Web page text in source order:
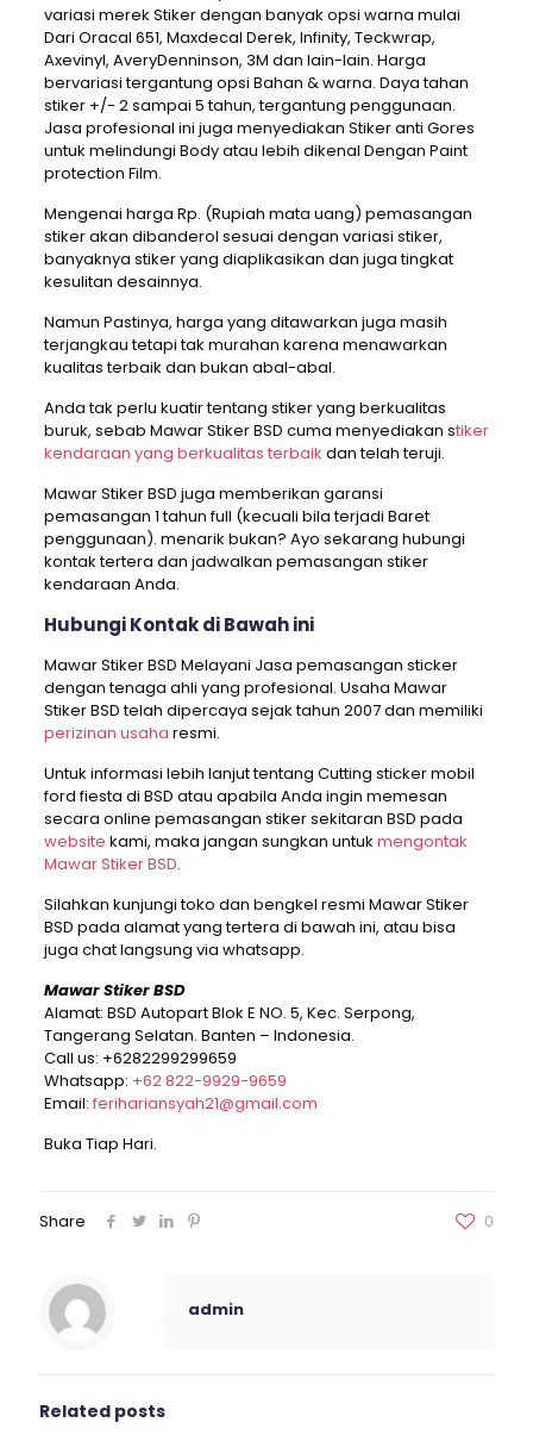
variasi merek Stiker dengan banyak opsi warna mulai
Dari Oracal 651, Maxdecal Derek, Infinity, Teckwrap,
Axevinyl, AveryDenninson, 3M dan lain-lain. Harga
bervariasi tergantung opsi Bahan & warna. Daya tahan
stiker +/- 2 sampai 5 tahun, tergantung penggunaan.
Jasa profesional ini juga menyediakan Stiker anti Gores
untuk melindungi Body atau lebih dikenal Dengan Paint
protection Film.
Mengenai harga Rp. (Rupiah mata uang) pemasangan
stiker akan dibanderol sesuai dengan variasi stiker,
banyaknya stiker yang diaplikasikan dan juga tingkat
kesulitan desainnya.
Namun Pastinya, harga yang ditawarkan juga masih
terjangkau tetapi tak murahan karena menawarkan
kualitas terbaik dan bukan abal-abal.
Anda tak perlu kuatir tentang stiker yang berkualitas
buruk, sebab Mawar Stiker BSD cuma menyediakan stiker
kendaraan yang berkualitas terbaik dan telah teruji.
Mawar Stiker BSD juga memberikan garansi
pemasangan 1 tahun full (kecuali bila terjadi Baret
penggunaan). menarik bukan? Ayo sekarang hubungi
kontak tertera dan jadwalkan pemasangan stiker
kendaraan Anda.
Hubungi Kontak di Bawah ini
Mawar Stiker BSD Melayani Jasa pemasangan sticker
dengan tenaga ahli yang profesional. Usaha Mawar
Stiker BSD telah dipercaya sejak tahun 2007 dan memiliki
perizinan usaha resmi.
Untuk informasi lebih lanjut tentang Cutting sticker mobil
ford fiesta di BSD atau apabila Anda ingin memesan
secara online pemasangan stiker sekitaran BSD pada
website kami, maka jangan sungkan untuk mengontak
Mawar Stiker BSD.
Silahkan kunjungi toko dan bengkel resmi Mawar Stiker
BSD pada alamat yang tertera di bawah ini, atau bisa
juga chat langsung via whatsapp.
Mawar Stiker BSD
Alamat: BSD Autopart Blok E NO. 5, Kec. Serpong,
Tangerang Selatan. Banten – Indonesia.
Call us: +6282299299659
Whatsapp: +62 822-9929-9659
Email: ferihariansyah21@gmail.com
Buka Tiap Hari.
Share 0
admin
Related posts